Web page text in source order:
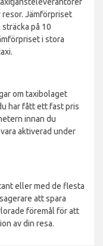
Jämförpriset
på 10
i stora
om taxibolaget
har fått ett fast pris
innan du
aktiverad under
eller med de flesta
att spara
föremål för att
av din resa.